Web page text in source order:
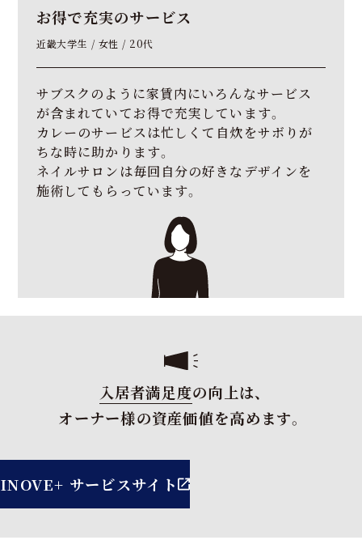
お得で充実のサービス
近畿大学生 / 女性 / 20代
サブスクのように家賃内にいろんなサービス
が含まれていてお得で充実しています。
カレーのサービスは忙しくて自炊をサボりが
ちな時に助かります。
ネイルサロンは毎回自分の好きなデザインを
施術してもらっています。
入居者満足度の向上は、
オーナー様の資産価値を高めます。
INOVE+ サービスサイト